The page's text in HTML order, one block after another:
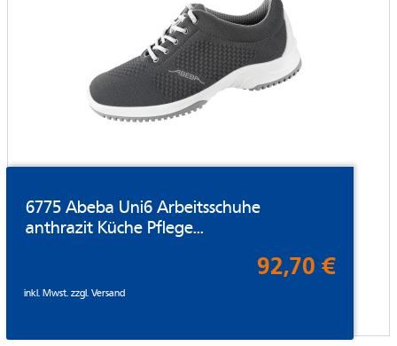
6775 Abeba Uni6 Arbeitsschuhe
anthrazit Küche Pflege...
92,70 €
inkl. Mwst. zzgl.Versand